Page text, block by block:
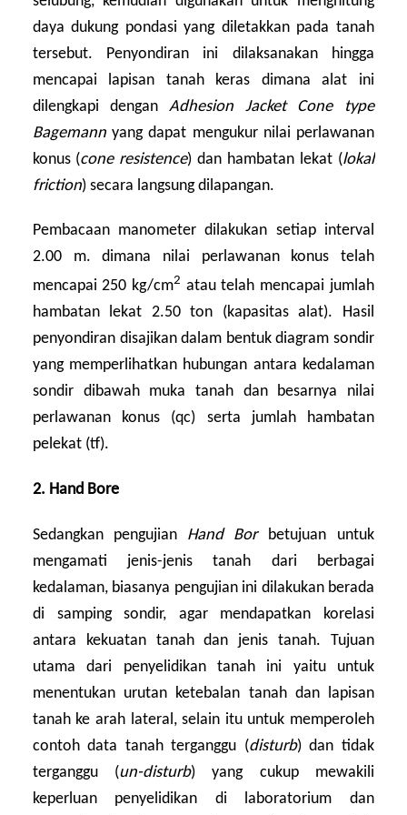
daya dukung pondasi yang diletakkan pada tanah
tersebut. Penyondiran ini dilaksanakan hingga
mencapai lapisan tanah keras dimana alat ini
dilengkapi dengan Adhesion Jacket Cone type
Bagemannyang dapat mengukur nilai perlawanan
konus (cone resistence) dan hambatan lekat (lokal
friction) secara langsung dilapangan.
Pembacaan manometer dilakukan setiap interval
2.00 m. dimana nilai perlawanan konus telah
mencapai 250 kg/cm2 atau telah mencapai jumlah
hambatan lekat 2.50 ton (kapasitas alat). Hasil
penyondiran disajikan dalam bentuk diagram sondir
yang memperlihatkan hubungan antara kedalaman
sondir dibawah muka tanah dan besarnya nilai
perlawanan konus (qc) serta jumlah hambatan
pelekat (tf).
2. Hand Bore
Sedangkan pengujian Hand Bor betujuan untuk
mengamati jenis-jenis tanah dari berbagai
kedalaman, biasanya pengujian ini dilakukan berada
di samping sondir, agar mendapatkan korelasi
antara kekuatan tanah dan jenis tanah. Tujuan
utama dari penyelidikan tanah ini yaitu untuk
menentukan urutan ketebalan tanah dan lapisan
tanah ke arah lateral, selain itu untuk memperoleh
contoh data tanah terganggu (disturb) dan tidak
terganggu (un-disturb) yang cukup mewakili
keperluan penyelidikan di laboratorium dan